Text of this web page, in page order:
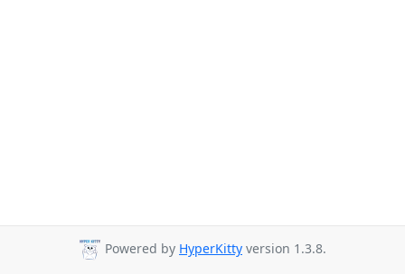
Powered by HyperKitty version 1.3.8.